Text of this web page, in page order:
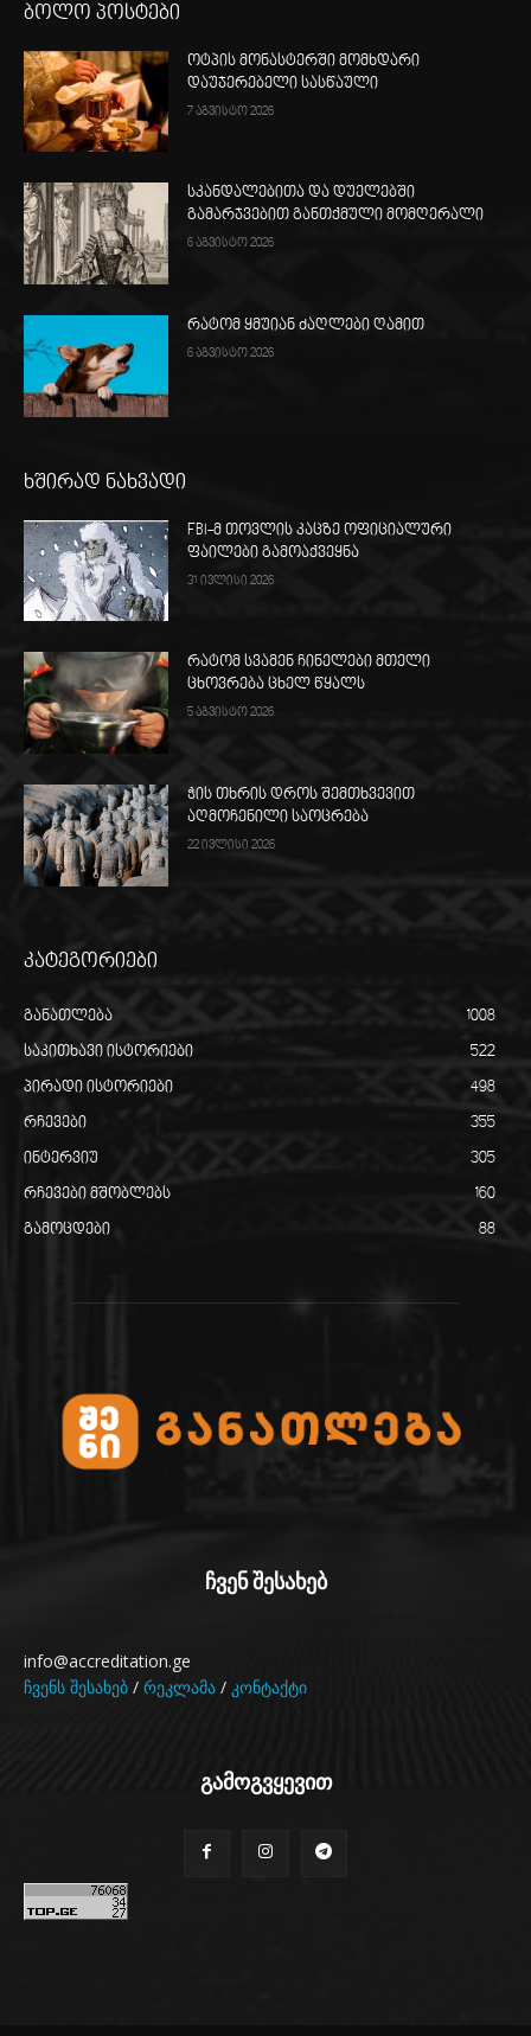
ბოლო პოსტები
ოტპის მონასტერში მომხდარი
დაუჯერებელი სასწაული
7 აგვისტო 2026
სკანდალებითა და დუელებში
გამარჯვებით განთქმული მომღერალი
6 აგვისტო 2026
რატომ ყმუიან ძაღლები ღამით
6 აგვისტო 2026
ხშირად ნახვადი
FBI-მ თოვლის კაცზე ოფიციალური
ფაილები გამოაქვეყნა
31 ივლისი 2026
რატომ სვამენ ჩინელები მთელი
ცხოვრება ცხელ წყალს
5 აგვისტო 2026
ჭის თხრის დროს შემთხვევით
აღმოჩენილი საოცრება
22 ივლისი 2026
კატეგორიები
განათლება 1008
საკითხავი ისტორიები 522
პირადი ისტორიები 498
რჩევები 355
ინტერვიუ 305
რჩევები მშობლებს 160
გამოცდები 88
ჩვენ შესახებ
info@accreditation.ge
ჩვენს შესახებ / რეკლამა / კონტაქტი
გამოგვყევით